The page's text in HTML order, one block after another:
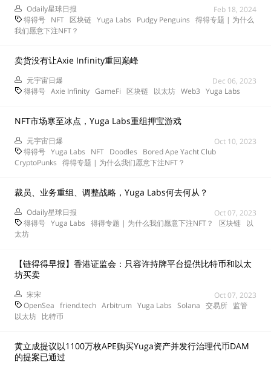
Odaily星球日报
Feb 18, 2024
得得号 NFT 区块链 Yuga Labs Pudgy Penguins 得得专题 | 为什么
我们愿意下注NFT？
卖货没有让Axie Infinity重回巅峰
元宇宙日爆
Dec 06, 2023
得得号 Axie Infinity GameFi 区块链 以太坊 Web3 Yuga Labs
NFT市场寒至冰点，Yuga Labs重组押宝游戏
元宇宙日爆
Oct 10, 2023
得得号 Yuga Labs NFT Doodles
Bored Ape Yacht Club
CryptoPunks 得得专题 | 为什么我们愿意下注NFT？
裁员、业务重组、调整战略，Yuga Labs何去何从？
Odaily星球日报
Oct 07, 2023
得得号 Yuga Labs 得得专题 | 为什么我们愿意下注NFT？ 区块链 以
太坊
【链得得早报】香港证监会：只容许持牌平台提供比特币和以太
坊买卖
宋宋
Oct 07, 2023
OpenSea friend.tech Arbitrum Yuga Labs Solana 交易所 监管
以太坊 比特币
黄立成提议以1100万枚APE购买Yuga资产并发行治理代币DAM
的提案已通过